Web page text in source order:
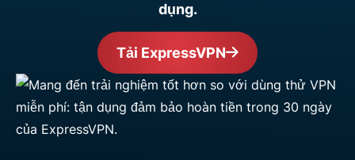
dụng.
Tải ExpressVPN